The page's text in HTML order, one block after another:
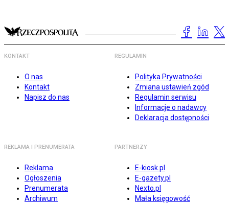
KONTAKT
O nas
Kontakt
Napisz do nas
REGULAMIN
Polityka Prywatności
Zmiana ustawień zgód
Regulamin serwisu
Informacje o nadawcy
Deklaracja dostępności
REKLAMA I PRENUMERATA
Reklama
Ogłoszenia
Prenumerata
Archiwum
PARTNERZY
E-kiosk.pl
E-gazety.pl
Nexto.pl
Mała księgowość